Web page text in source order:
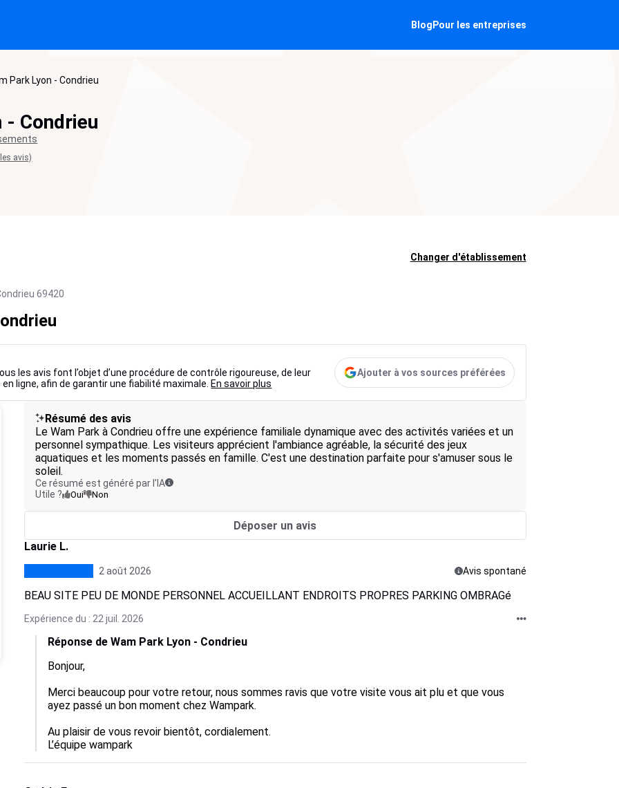
Blog Pour les entreprises
Park Lyon - Condrieu
- Condrieu
avis)
Changer d'établissement
69420
les avis font l’objet d’une procédure de contrôle rigoureuse, de leur
ligne, afin de garantir une fiabilité maximale. En savoir plus
Ajouter à vos sources préférées
Résumé des avis
Le Wam Park à Condrieu offre une expérience familiale dynamique avec des activités variées et un
personnel sympathique. Les visiteurs apprécient l'ambiance agréable, la sécurité des jeux
aquatiques et les moments passés en famille. C'est une destination parfaite pour s'amuser sous le
soleil.
Ce résumé est généré par l’IA
Utile ?
Oui Non
Déposer un avis
Laurie L.
2 août 2026 Avis spontané
BEAU SITE PEU DE MONDE PERSONNEL ACCUEILLANT ENDROITS PROPRES PARKING OMBRAGé
Expérience du : 22 juil. 2026
Réponse de Wam Park Lyon - Condrieu
Bonjour,
Merci beaucoup pour votre retour, nous sommes ravis que votre visite vous ait plu et que vous
ayez passé un bon moment chez Wampark.
Au plaisir de vous revoir bientôt, cordialement.
L’équipe wampark